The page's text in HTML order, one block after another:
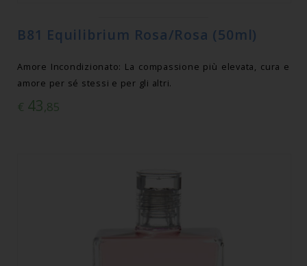
B81 Equilibrium Rosa/Rosa (50ml)
Amore Incondizionato: La compassione più elevata, cura e
amore per sé stessi e per gli altri.
€ 43,85